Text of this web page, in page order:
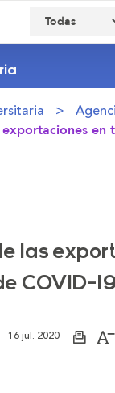
en
las
COVID-19
16 jul. 2020